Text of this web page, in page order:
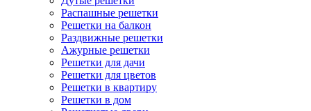
Распашные решетки
Решетки на балкон
Раздвижные решетки
Ажурные решетки
Решетки для дачи
Решетки для цветов
Решетки в квартиру
Решетки в дом